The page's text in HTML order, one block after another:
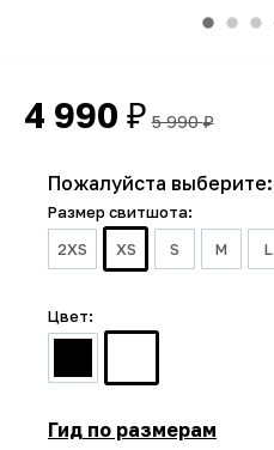
4 990 ₽ 5 990₽
Пожалуйста выберите:
Размер свитшота:
2XS
XS S M L
Цвет:
Гид по размерам